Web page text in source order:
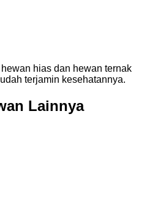
hias dan hewan ternak
terjamin kesehatannya.
Lainnya